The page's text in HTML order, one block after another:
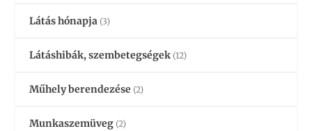
Látás hónapja (3)
Látáshibák, szembetegségek (12)
Műhely berendezése (2)
Munkaszemüveg (2)